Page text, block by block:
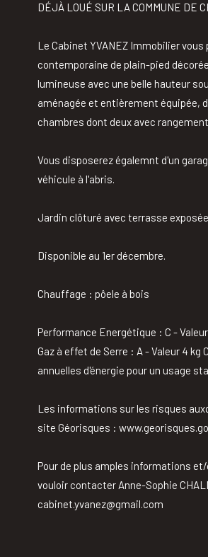
DÉJÀ LOUÉ SUR LA COMMUNE DE
Le Cabinet YVANEZ Immobilier
contemporaine de plain-pied
lumineuse avec une belle hauteur
aménagée et entièrement équipée,
chambres dont deux avec
Vous disposerez égalemnt d'un
véhicule à l'abris.
Jardin clôturé avec terrasse exposée
Disponible au 1er décembre.
Chauffage : pôele à bois
Performance Energétique : C -
Gaz à effet de Serre : A - Valeur 4
annuelles d'énergie pour un usage
Les informations sur les risques
site Géorisques :
Pour de plus amples informations
vouloir contacter Anne-Sophie
cabinet.yvanez@gmail.com